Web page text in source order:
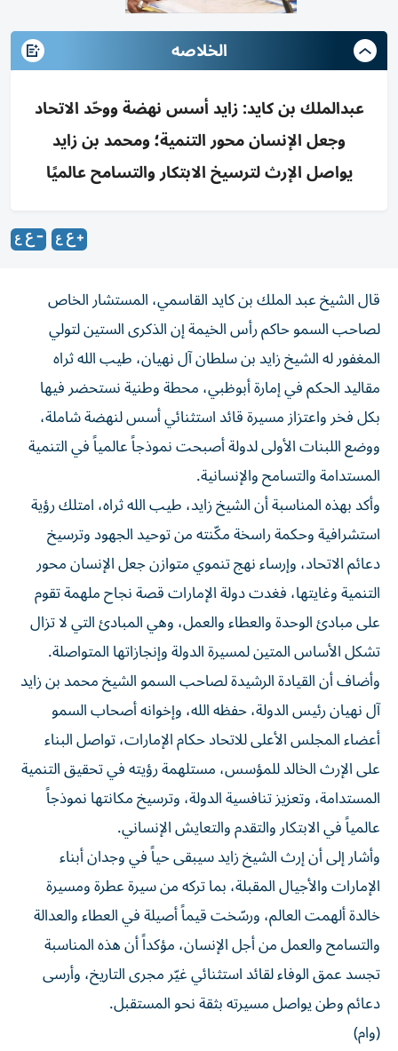
الخلاصه
عبدالملك بن كايد: زايد أسس نهضة ووحّد الاتحاد
وجعل الإنسان محور التنمية؛ ومحمد بن زايد
يواصل الإرث لترسيخ الابتكار والتسامح عالميًا
قال الشيخ عبد الملك بن كايد القاسمي، المستشار الخاص
لصاحب السمو حاكم رأس الخيمة إن الذكرى الستين لتولي
المغفور له الشيخ زايد بن سلطان آل نهيان، طيب الله ثراه
مقاليد الحكم في إمارة أبوظبي، محطة وطنية نستحضر فيها
بكل فخر واعتزاز مسيرة قائد استثنائي أسس لنهضة شاملة،
ووضع اللبنات الأولى لدولة أصبحت نموذجاً عالمياً في التنمية
المستدامة والتسامح والإنسانية.
وأكد بهذه المناسبة أن الشيخ زايد، طيب الله ثراه، امتلك رؤية
استشرافية وحكمة راسخة مكّنته من توحيد الجهود وترسيخ
دعائم الاتحاد، وإرساء نهج تنموي متوازن جعل الإنسان محور
التنمية وغايتها، فغدت دولة الإمارات قصة نجاح ملهمة تقوم
على مبادئ الوحدة والعطاء والعمل، وهي المبادئ التي لا تزال
تشكل الأساس المتين لمسيرة الدولة وإنجازاتها المتواصلة.
وأضاف أن القيادة الرشيدة لصاحب السمو الشيخ محمد بن زايد
آل نهيان رئيس الدولة، حفظه الله، وإخوانه أصحاب السمو
أعضاء المجلس الأعلى للاتحاد حكام الإمارات، تواصل البناء
على الإرث الخالد للمؤسس، مستلهمة رؤيته في تحقيق التنمية
المستدامة، وتعزيز تنافسية الدولة، وترسيخ مكانتها نموذجاً
عالمياً في الابتكار والتقدم والتعايش الإنساني.
وأشار إلى أن إرث الشيخ زايد سيبقى حياً في وجدان أبناء
الإمارات والأجيال المقبلة، بما تركه من سيرة عطرة ومسيرة
خالدة ألهمت العالم، ورسّخت قيماً أصيلة في العطاء والعدالة
والتسامح والعمل من أجل الإنسان، مؤكداً أن هذه المناسبة
تجسد عمق الوفاء لقائد استثنائي غيّر مجرى التاريخ، وأرسى
دعائم وطن يواصل مسيرته بثقة نحو المستقبل.
(وام)